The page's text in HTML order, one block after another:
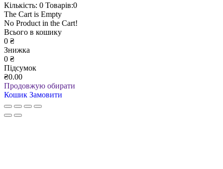
Кількість: 0 Товарів:0
The Cart is Empty
No Product in the Cart!
Всього в кошику
0 ₴
Знижка
0 ₴
Підсумок
₴0.00
Продовжую обирати
Кошик Замовити